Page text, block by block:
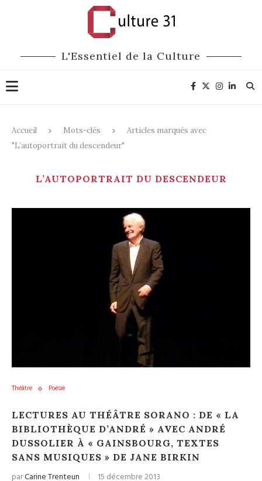
L'Essentiel de la Culture
Accueil Mots-clés
Articles marqués avec
"L’autoportrait du descendeur"
L’AUTOPORTRAIT DU DESCENDEUR
Théâtre Poésie
LECTURES AU THÉÂTRE SORANO : DE « LA
BIBLIOTHÈQUE D’ANDRÉ » AVEC ANDRÉ
DUSSOLIER À « GAINSBOURG, TEXTES
SANS MUSIQUES » DE JANE BIRKIN
parCarine Trenteun 15 décembre 2013